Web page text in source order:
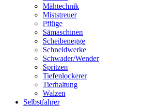
Mähtechnik
Miststreuer
Pflüge
Sämaschinen
Scheibenegge
Schneidwerke
Schwader/Wender
Spritzen
Tiefenlockerer
Tierhaltung
Walzen
Selbstfahrer